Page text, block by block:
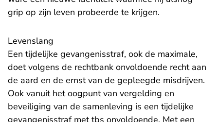
grip op zijn leven probeerde te krijgen.
Levenslang
Een tijdelijke gevangenisstraf, ook de maximale,
doet volgens de rechtbank onvoldoende recht aan
de aard en de ernst van de gepleegde misdrijven.
Ook vanuit het oogpunt van vergelding en
beveiliging van de samenleving is een tijdelijke
gevangenisstraf met tbs onvoldoende. Met een